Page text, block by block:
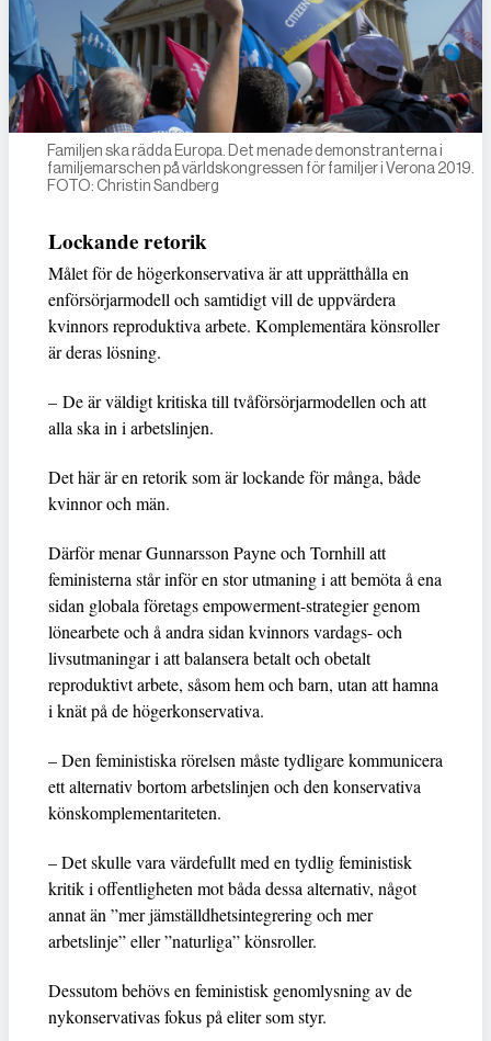
Familjen ska rädda Europa. Det menade demonstranterna i
familjemarschen på världskongressen för familjer i Verona 2019.
FOTO: Christin Sandberg
Lockande retorik
Målet för de högerkonservativa är att upprätthålla en
enförsörjarmodell och samtidigt vill de uppvärdera
kvinnors reproduktiva arbete. Komplementära könsroller
är deras lösning.
– De är väldigt kritiska till tvåförsörjarmodellen och att
alla ska in i arbetslinjen.
Det här är en retorik som är lockande för många, både
kvinnor och män.
Därför menar Gunnarsson Payne och Tornhill att
feministerna står inför en stor utmaning i att bemöta å ena
sidan globala företags empowerment-strategier genom
lönearbete och å andra sidan kvinnors vardags- och
livsutmaningar i att balansera betalt och obetalt
reproduktivt arbete, såsom hem och barn, utan att hamna
i knät på de högerkonservativa.
– Den feministiska rörelsen måste tydligare kommunicera
ett alternativ bortom arbetslinjen och den konservativa
könskomplementariteten.
– Det skulle vara värdefullt med en tydlig feministisk
kritik i offentligheten mot båda dessa alternativ, något
annat än ”mer jämställdhetsintegrering och mer
arbetslinje” eller ”naturliga” könsroller.
Dessutom behövs en feministisk genomlysning av de
nykonservativas fokus på eliter som styr.